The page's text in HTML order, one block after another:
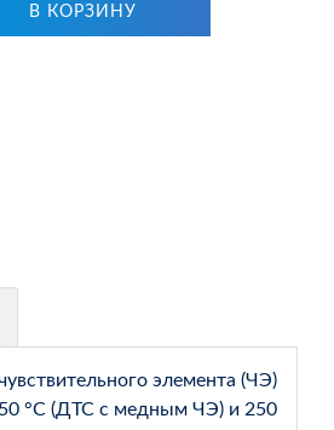
В КОРЗИНУ
элемента (ЧЭ)
°С (ДТС с медным ЧЭ) и 250